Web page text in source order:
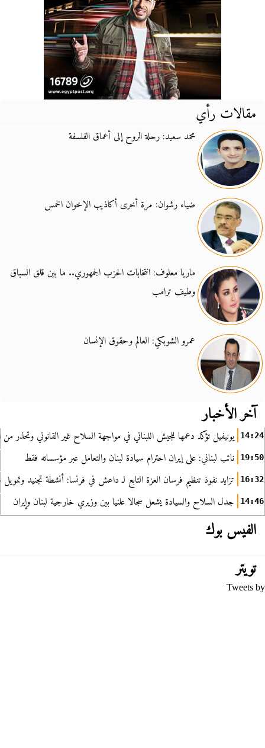
مقالات رأي
محمد سعيد: رحلة الروح إلى أعماق الفلسفة
ضياء رشوان: مرة أخرى أكاذيب الإخوان الخمس
ماريا معلوف: انتخابات الحزب الجمهوري.. ما بين قلق السباق
وطيف ترامب
عمرو الشوبكي: العالم وحقوق الإنسان
آخر الأخبار
14:24 يونيفيل تؤكد دعمها للجيش اللبناني في مواجهة السلاح غير القانوني وتحذر من
19:50 نائب لبناني: على إيران احترام سيادة لبنان والتعامل عبر مؤسساته فقط
16:32 تزايد نفوذ تنظيم فرسان العزة التابع لـ داعش في فرنسا: أنشطة تجنيد
14:46 جدل السلاح والسيادة يشعل سجالا علنيا بين وزيري خارجية لبنان وإيران
الفيس بوك
تويتر
Tweets by